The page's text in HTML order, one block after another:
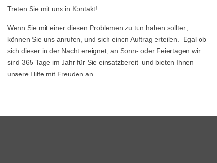
Treten Sie mit uns in Kontakt!
Wenn Sie mit einer diesen Problemen zu tun haben sollten,
können Sie uns anrufen, und sich einen Auftrag erteilen. Egal ob
sich dieser in der Nacht ereignet, an Sonn- oder Feiertagen wir
sind 365 Tage im Jahr für Sie einsatzbereit, und bieten Ihnen
unsere Hilfe mit Freuden an.